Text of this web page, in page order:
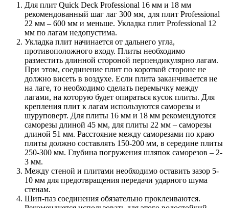
Для плит Quick Deck Professional 16 мм и 18 мм
рекомендованный шаг лаг 300 мм, для плит Professional
22 мм – 600 мм и меньше. Укладка плит Professional 12
мм по лагам недопустима.
Укладка плит начинается от дальнего угла,
противоположного входу. Плиты необходимо
разместить длинной стороной перпендикулярно лагам.
При этом, соединение плит по короткой стороне не
должно висеть в воздухе. Если плита заканчивается не
на лаге, то необходимо сделать перемычку между
лагами, на которую будет опираться кусок плиты. Для
крепления плит к лагам используются саморезы и
шуруповерт. Для плиты 16 мм и 18 мм рекомендуются
саморезы длиной 45 мм, для плиты 22 мм – саморезы
длиной 51 мм. Расстояние между саморезами по краю
плиты должно составлять 150-200 мм, в середине плиты
250-300 мм. Глубина погружения шляпок саморезов – 2-
3 мм.
Между стеной и плитами необходимо оставить зазор 5-
10 мм для предотвращения передачи ударного шума
стенам.
Шип-паз соединения обязательно проклеиваются.